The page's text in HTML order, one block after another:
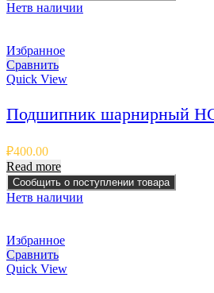
Нетв наличии
Избранное
Сравнить
Quick View
Подшипник шарнирный
₽400.00
Read more
Сообщить о поступлении товара
Нетв наличии
Избранное
Сравнить
Quick View